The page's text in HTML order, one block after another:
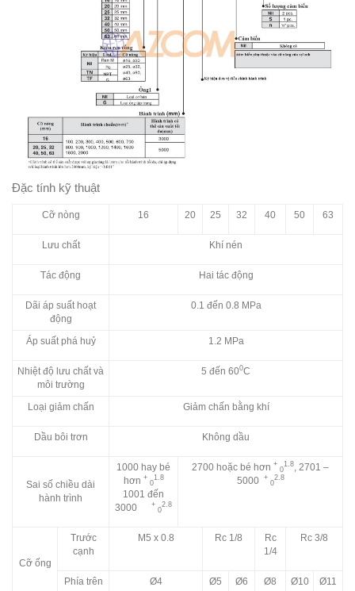
Đặc tính kỹ thuật
Cỡ nòng 16 20 25 32 40 50 63
Lưu chất Khí nén
Tác động Hai tác động
Dãi áp suất hoạt
động
0.1 đến 0.8 MPa
Áp suất phá huỷ 1.2 MPa
Nhiệt độ lưu chất và
môi trường
5 đến 600C
Loại giảm chấn Giảm chấn bằng khí
Dầu bôi trơn Không dầu
Sai số chiều dài
hành trình
1000 hay bé
hơn +
0
1.8
1001 đến
3000
+
0
2.8
2700 hoặc bé hơn +
0
1.8
, 2701 –
5000 +
0
2.8
Cỡ ống
Trước
cạnh
M5 x 0.8 Rc 1/8
Rc
1/4
Rc 3/8
Phía trên Ø4 Ø5 Ø6 Ø8 Ø10 Ø11